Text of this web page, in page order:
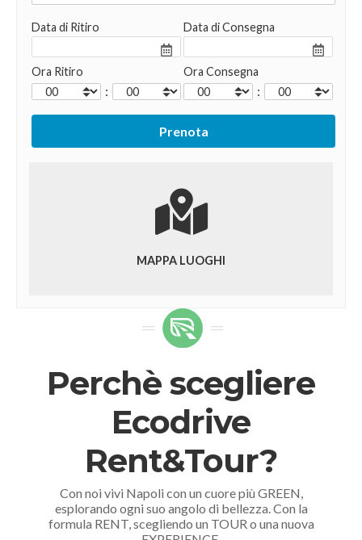
Data di Ritiro
Ora Ritiro
:
Data di Consegna
Ora Consegna
:
MAPPA LUOGHI
Perchè scegliere
Ecodrive
Rent&Tour?
Con noi vivi Napoli con un cuore più GREEN,
esplorando ogni suo angolo di bellezza. Con la
formula RENT, scegliendo un TOUR o una nuova